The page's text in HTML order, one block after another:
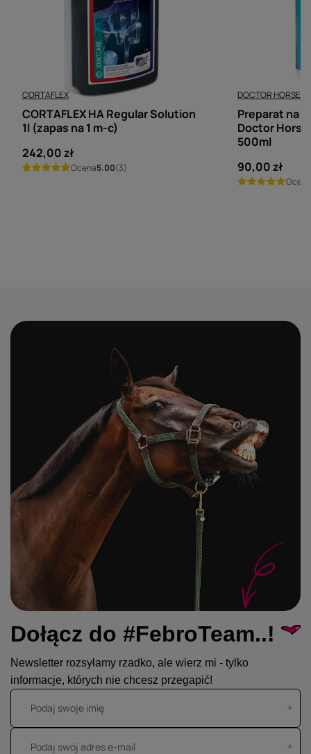
CORTAFLEX
CORTAFLEX HA Regular Solution
1l (zapas na 1 m-c)
242,00 zł
Ocena5.00(3)
DOCTOR HORSE
Preparat na
Doctor
500ml
90,00 zł
Ocena
Dołącz do #FebroTeam..!
Newsletter rozsyłamy rzadko, ale wierz mi - tylko
informacje, których nie chcesz przegapić!
Podaj swoje imię
Podaj swój adres e-mail